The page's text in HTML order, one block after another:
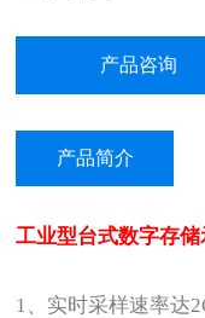
产品咨询
产品简介
工业型台式数字存
1、实时采样速率达